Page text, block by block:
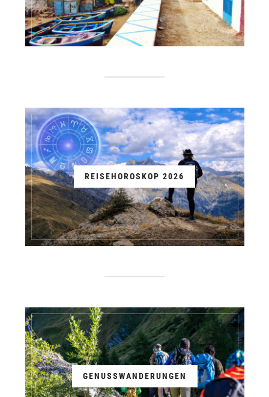
REISEHOROSKOP 2026
GENUSSWANDERUNGEN